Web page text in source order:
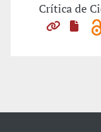
Crítica de